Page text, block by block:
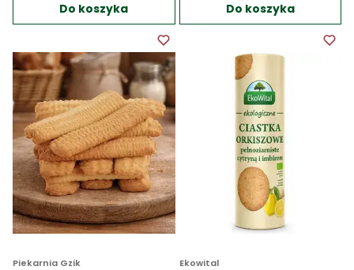
Do koszyka Do koszyka
Piekarnia Gzik Ekowital